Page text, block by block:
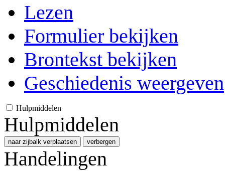
Lezen
Formulier bekijken
Brontekst bekijken
Geschiedenis weergeven
Hulpmiddelen
Hulpmiddelen
naar zijbalk verplaatsen verbergen
Handelingen